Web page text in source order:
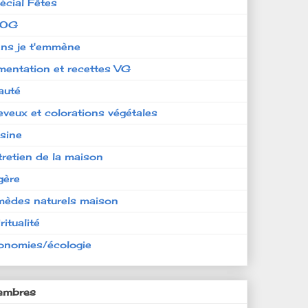
je t'emmène
et recettes VG
et colorations végétales
de la maison
naturels maison
écologie